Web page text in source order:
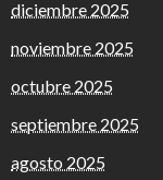
diciembre 2025
noviembre 2025
octubre 2025
septiembre 2025
agosto 2025